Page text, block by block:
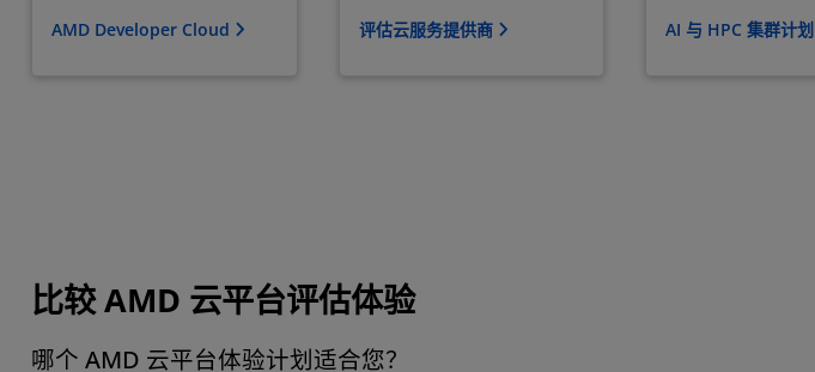
AMD Developer Cloud 评估云服务提供商 AI 与 HPC 集群计划
比较 AMD 云平台评估体验
哪个 AMD 云平台体验计划适合您？